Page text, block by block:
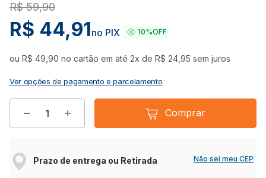
R$ 59,90
R$ 44,91no PIX 10%OFF
ou R$ 49 90 no cartão em até 2x de R$ 24 95 sem juros
Ver opções de pagamento e parcelamento
Comprar
Prazo de entrega ou Retirada Não sei meu CEP